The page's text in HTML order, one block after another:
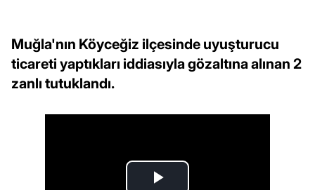
Muğla'nın Köyceğiz ilçesinde uyuşturucu
ticareti yaptıkları iddiasıyla gözaltına alınan 2
zanlı tutuklandı.